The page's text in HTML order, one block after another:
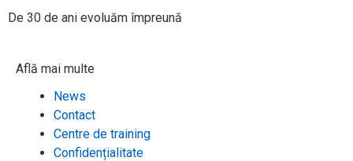
De 30 de ani evoluăm împreună​
Află mai multe
News
Contact
Centre de training
Confidențialitate